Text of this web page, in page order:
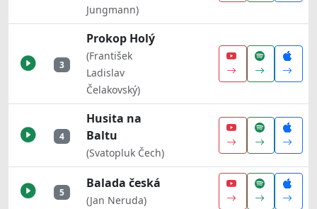
Jungmann)
3
Prokop Holý
(František
Ladislav
Čelakovský)
4
Husita na
Baltu
(Svatopluk Čech)
5
Balada česká
(Jan Neruda)